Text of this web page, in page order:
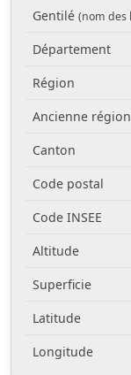
Gentilé (nom des
Département
Région
Ancienne région
Canton
Code postal
Code INSEE
Altitude
Superficie
Latitude
Longitude